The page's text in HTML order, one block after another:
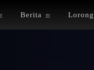
Berita